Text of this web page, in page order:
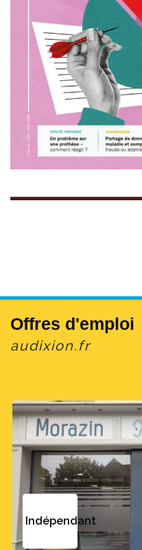
Offres d'emploi
audixion.fr
Indépendant